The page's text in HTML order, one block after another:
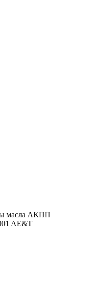
масла АКПП
AE&T